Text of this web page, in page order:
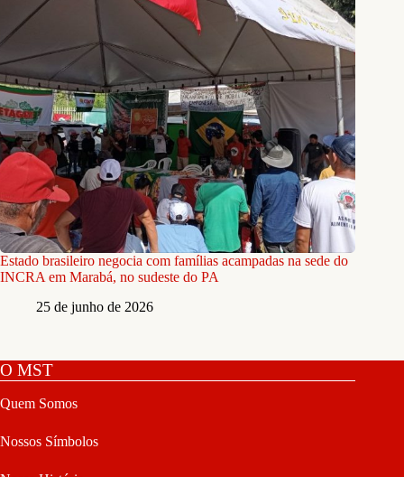
Estado brasileiro negocia com famílias acampadas na sede do
INCRA em Marabá, no sudeste do PA
25 de junho de 2026
O MST
Quem Somos
Nossos Símbolos